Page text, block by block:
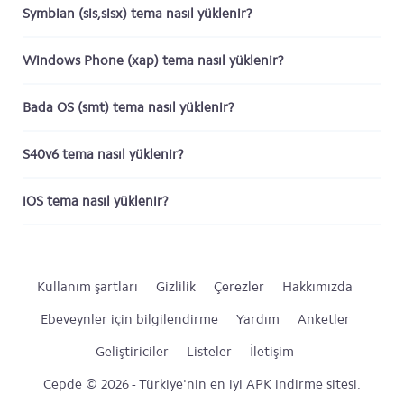
Symbian (sis,sisx) tema nasıl yüklenir?
Windows Phone (xap) tema nasıl yüklenir?
Bada OS (smt) tema nasıl yüklenir?
S40v6 tema nasıl yüklenir?
iOS tema nasıl yüklenir?
Kullanım şartları Gizlilik Çerezler
Hakkımızda
Ebeveynler için bilgilendirme
Yardım
Anketler
Geliştiriciler
Listeler
İletişim
Cepde © 2026 - Türkiye'nin en iyi APK indirme sitesi.